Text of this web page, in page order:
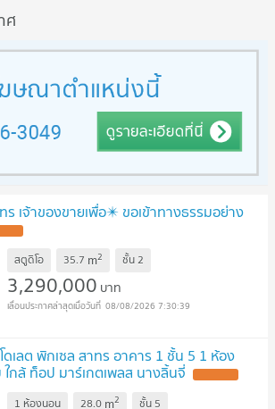
ศ
ร เจ้าของขายเพื่อ✴️ ขอเข้าทางธรรมอย่าง
สตูดิโอ 35.7 m2 ชั้น2
3,290,000 บาท
08/08/2026 7:30:39
ดเลต พิกเซล สาทร อาคาร 1 ชั้น 5 1 ห้อง
กล้ ท็อป มาร์เกตเพลส นางลิ้นจี่
1 ห้องนอน 28.0 m2 ชั้น 5